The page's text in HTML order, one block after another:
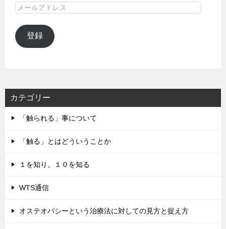
メ
ル
ア
登録
カテゴリー
「触られる」事について
「触る」とはどういうことか
１を知り、１０を知る
WTS通信
オステオパシーという治療法に対しての見方と捉え方